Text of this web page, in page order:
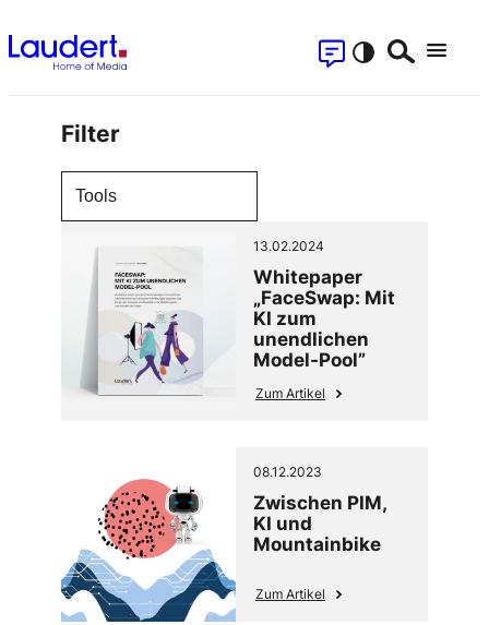
Inhalt
Kontakt
Filter
13.02.2024
Whitepaper
„FaceSwap: Mit
KI zum
unendlichen
Model-Pool”
Zum Artikel
08.12.2023
Zwischen PIM,
KI und
Mountainbike
Zum Artikel